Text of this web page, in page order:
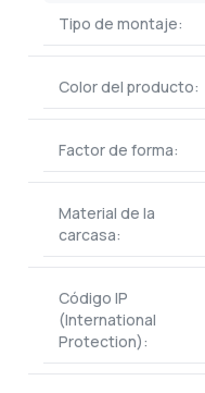
Tipo de montaje:
Color del producto:
Factor de forma:
Material de la
carcasa:
Código IP
(International
Protection):